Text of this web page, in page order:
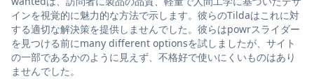
インを視覚的に魅力的な方法で示します。彼らのTildaはこれに対
する適切な解決策を提供しませんでした。彼らはpowrスライダー
を見つける前にmany different optionsを試しましたが、サイト
の一部であるかのように見えず、不格好で使いにくいものはあり
ませんでした。